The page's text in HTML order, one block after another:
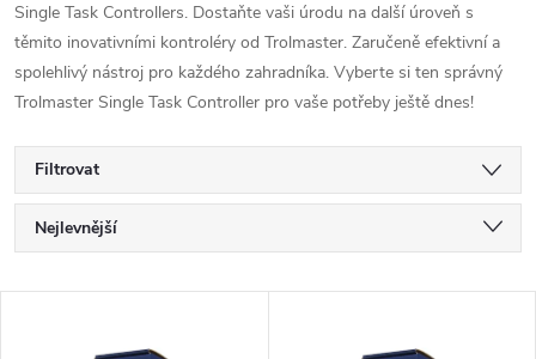
Single Task Controllers. Dostaňte vaši úrodu na další úroveň s
těmito inovativními kontroléry od Trolmaster. Zaručeně efektivní a
spolehlivý nástroj pro každého zahradníka. Vyberte si ten správný
Trolmaster Single Task Controller pro vaše potřeby ještě dnes!
Filtrovat
Ř
a
Nejlevnější